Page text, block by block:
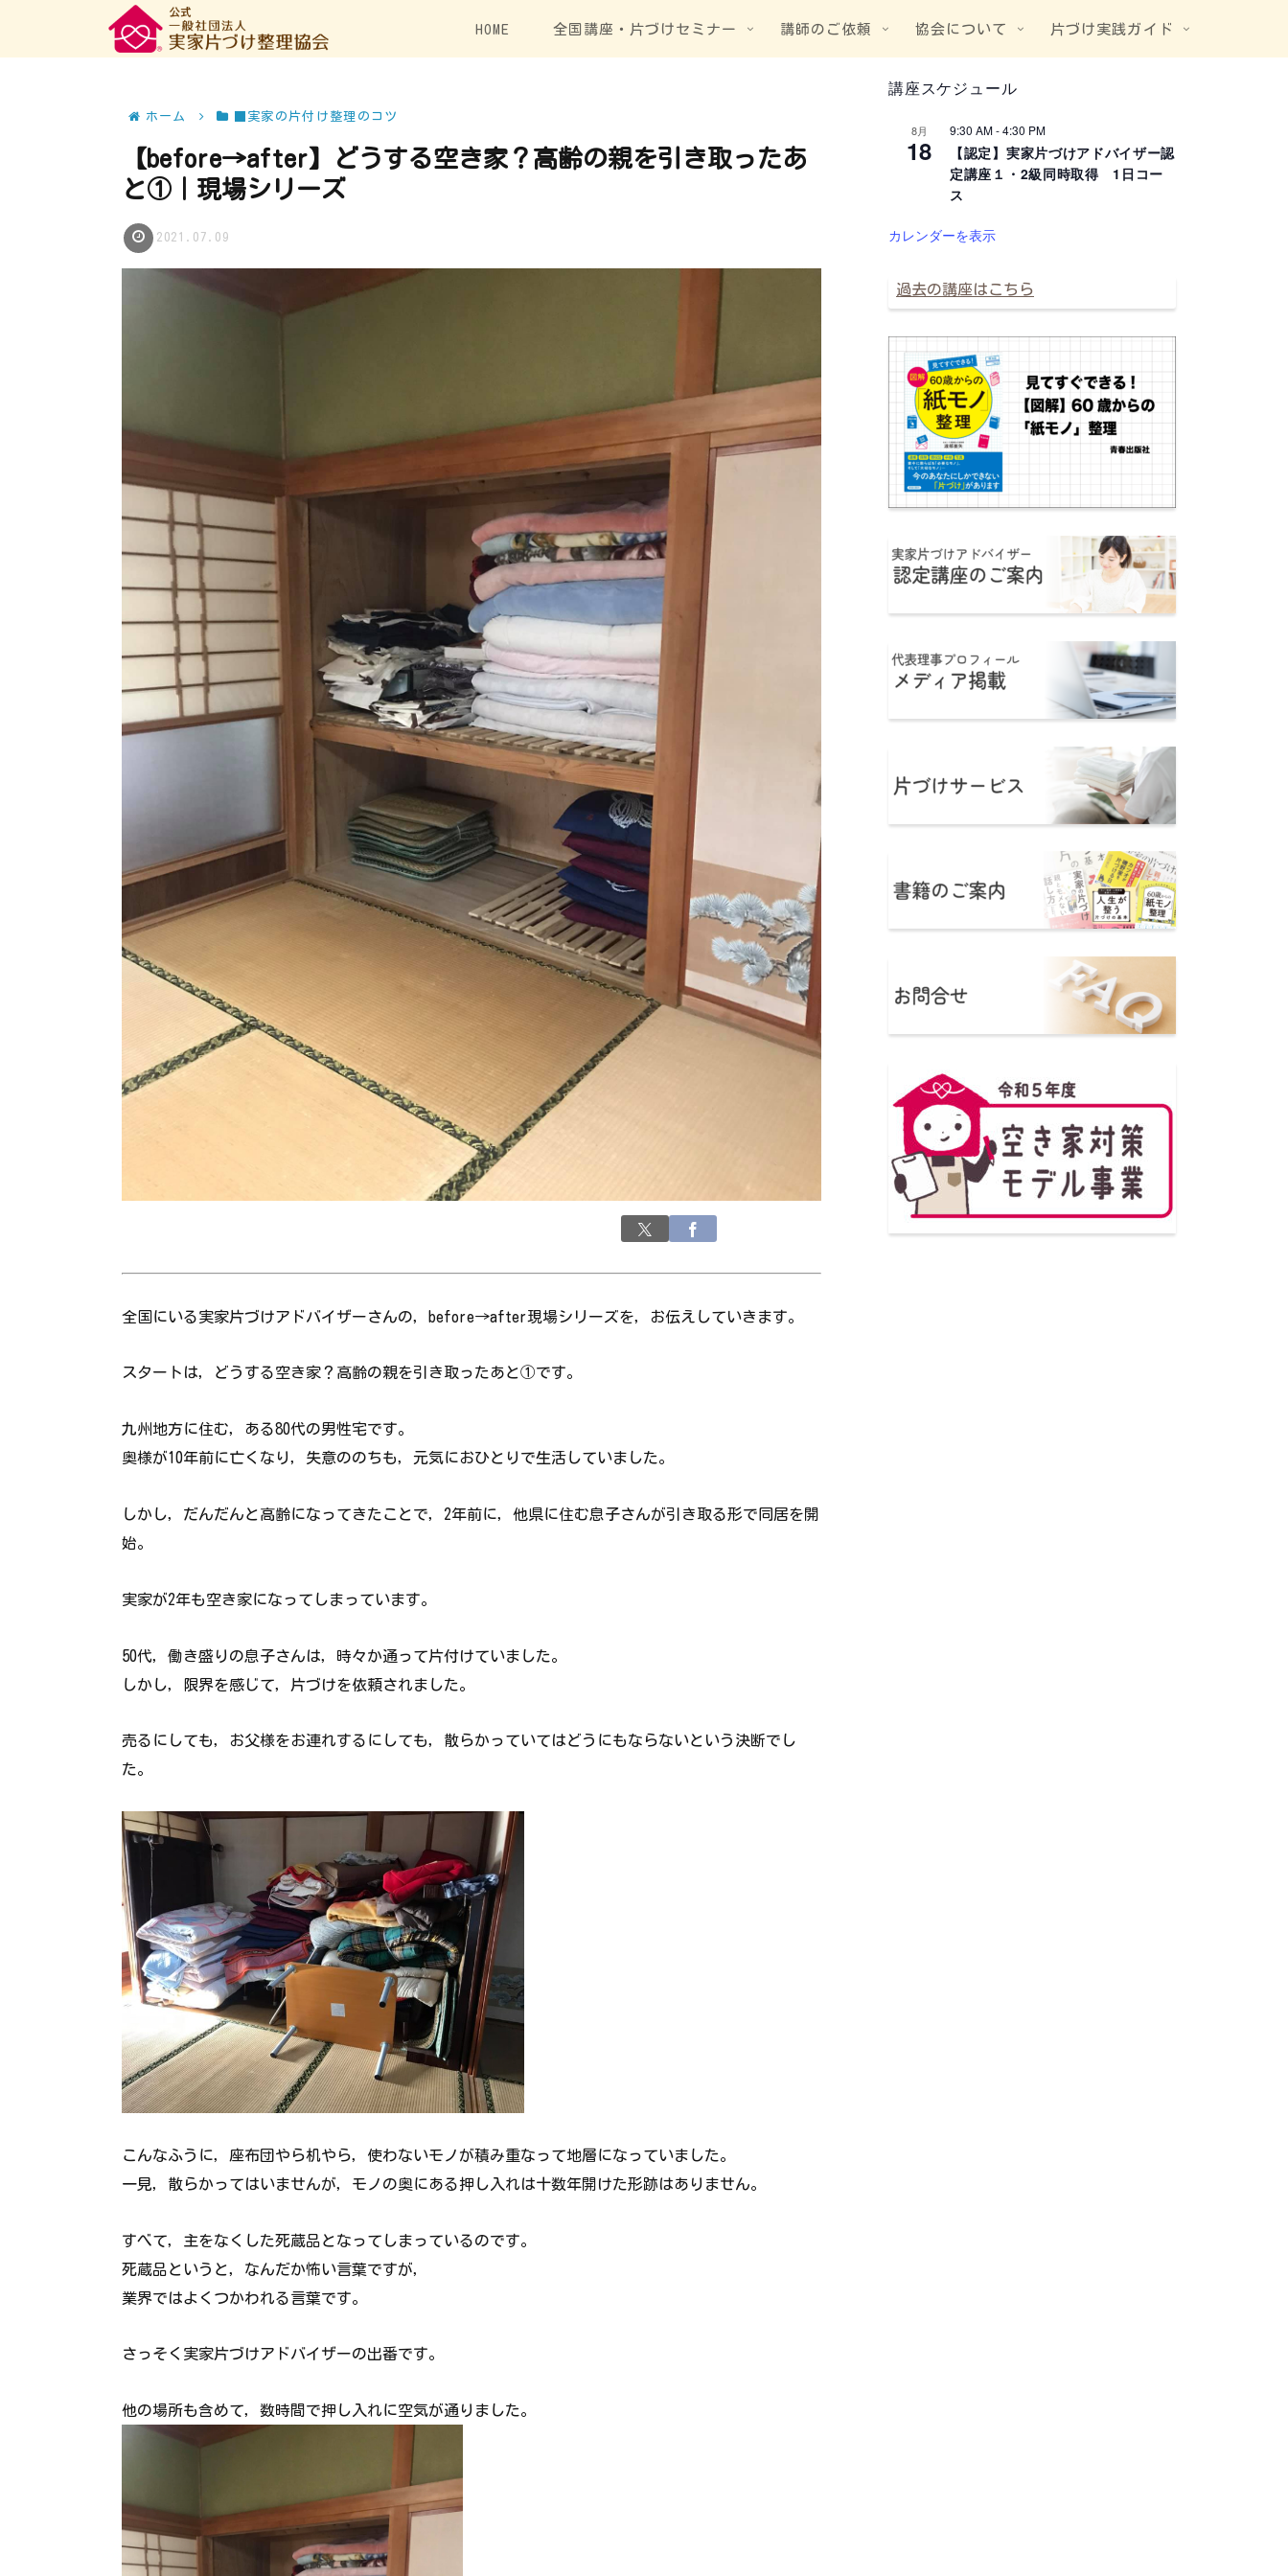
HOME 全国講座・片づけセミナー 講師のご依頼 協会について 片づけ実践ガイド
ホーム ■実家の片付け整理のコツ
【before→after】どうする空き家？高齢の親を引き取ったあ
と①｜現場シリーズ
2021.07.09
全国にいる実家片づけアドバイザーさんの，before→after現場シリーズを，お伝えしていきます。
スタートは，どうする空き家？高齢の親を引き取ったあと①です。
九州地方に住む，ある80代の男性宅です。
奥様が10年前に亡くなり，失意ののちも，元気におひとりで生活していました。
しかし，だんだんと高齢になってきたことで，2年前に，他県に住む息子さんが引き取る形で同居を開
始。
実家が2年も空き家になってしまっています。
50代，働き盛りの息子さんは，時々か通って片付けていました。
しかし，限界を感じて，片づけを依頼されました。
売るにしても，お父様をお連れするにしても，散らかっていてはどうにもならないという決断でし
た。
こんなふうに，座布団やら机やら，使わないモノが積み重なって地層になっていました。
一見，散らかってはいませんが，モノの奥にある押し入れは十数年開けた形跡はありません。
すべて，主をなくした死蔵品となってしまっているのです。
死蔵品というと，なんだか怖い言葉ですが，
業界ではよくつかわれる言葉です。
さっそく実家片づけアドバイザーの出番です。
他の場所も含めて，数時間で押し入れに空気が通りました。
講座スケジュール
8月
18
9:30 AM-4:30 PM
【認定】実家片づけアドバイザー認
定講座１・2級同時取得 1日コー
ス
カレンダーを表示
過去の講座はこちら